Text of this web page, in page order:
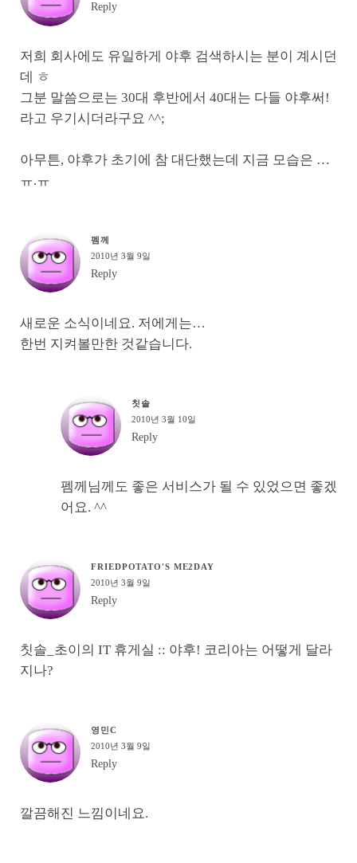
Reply
저희 회사에도 유일하게 야후 검색하시는 분이 계시던
데 ㅎ
그분 말씀으로는 30대 후반에서 40대는 다들 야후써!
라고 우기시더라구요 ^^;
아무튼, 야후가 초기에 참 대단했는데 지금 모습은 …
ㅠ.ㅠ
펨께
2010년 3월 9일
Reply
새로운 소식이네요. 저에게는…
한번 지켜볼만한 것같습니다.
칫솔
2010년 3월 10일
Reply
펨께님께도 좋은 서비스가 될 수 있었으면 좋겠
어요. ^^
FRIEDPOTATO'S ME2DAY
2010년 3월 9일
Reply
칫솔_초이의 IT 휴게실 :: 야후! 코리아는 어떻게 달라
지나?
영민C
2010년 3월 9일
Reply
깔끔해진 느낌이네요.